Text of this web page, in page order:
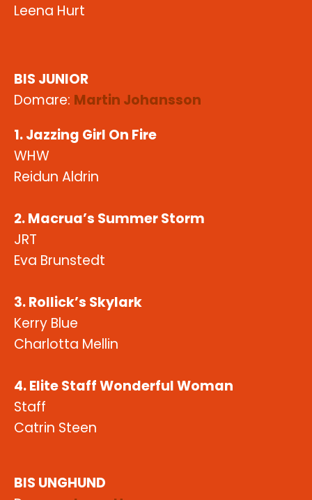
Leena Hurt
BIS JUNIOR
Domare: Martin Johansson
1. Jazzing Girl On Fire
WHW
Reidun Aldrin
2. Macrua’s Summer Storm
JRT
Eva Brunstedt
3. Rollick’s Skylark
Kerry Blue
Charlotta Mellin
4. Elite Staff Wonderful Woman
Staff
Catrin Steen
BIS UNGHUND